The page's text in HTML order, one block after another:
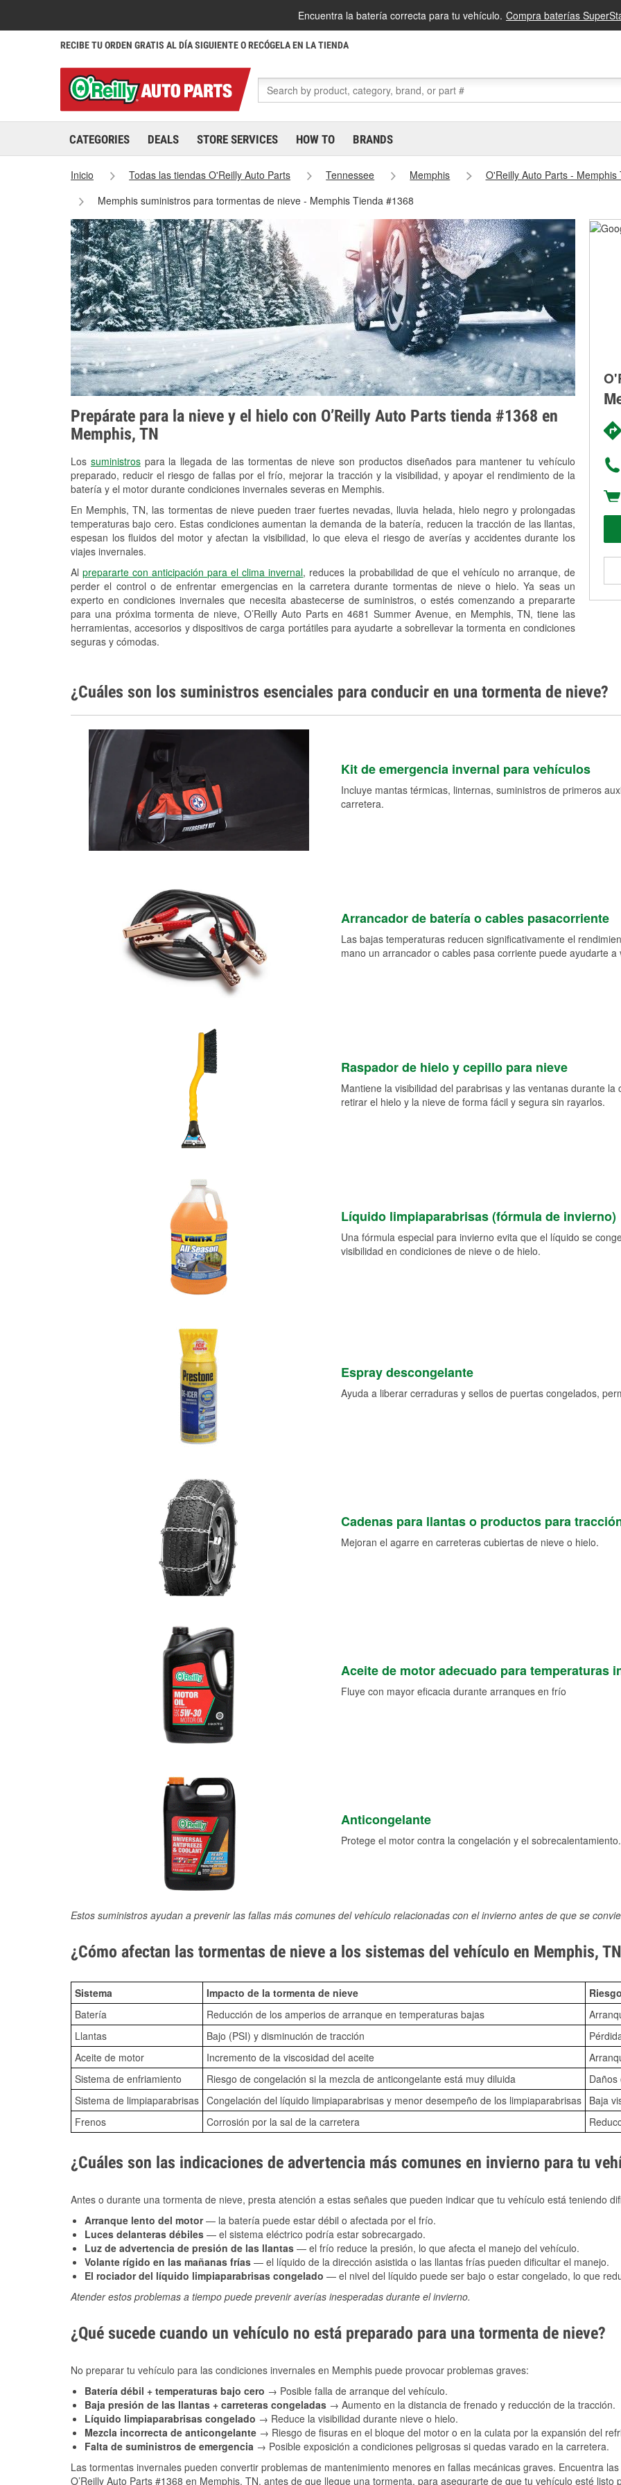
Encuentra la batería correcta para tu vehículo. Compra baterías
RECIBE TU ORDEN GRATIS AL DÍA SIGUIENTE O RECÓGELA EN LA TIENDA
CATEGORIES DEALS STORE SERVICES HOW TO BRANDS
Inicio Todas las tiendas O'Reilly Auto Parts Tennessee Memphis
O'Reilly Auto Parts - Memphis
Memphis suministros para tormentas de nieve - Memphis Tienda #1368
Prepárate para la nieve y el hielo con O’Reilly Auto Parts tienda #1368 en
Memphis, TN
Los suministrospara la llegada de las tormentas de nieve son productos diseñados para mantener tu vehículo
preparado, reducir el riesgo de fallas por el frío, mejorar la tracción y la visibilidad, y apoyar el rendimiento de la
batería y el motor durante condiciones invernales severas en Memphis.
En Memphis, TN, las tormentas de nieve pueden traer fuertes nevadas, lluvia helada, hielo negro y prolongadas
temperaturas bajo cero. Estas condiciones aumentan la demanda de la batería, reducen la tracción de las llantas,
espesan los fluidos del motor y afectan la visibilidad, lo que eleva el riesgo de averías y accidentes durante los
viajes invernales.
Alprepararte con anticipación para el clima invernal, reduces la probabilidad de que el vehículo no arranque, de
perder el control o de enfrentar emergencias en la carretera durante tormentas de nieve o hielo. Ya seas un
experto en condiciones invernales que necesita abastecerse de suministros, o estés comenzando a prepararte
para una próxima tormenta de nieve, O’Reilly Auto Parts en 4681 Summer Avenue, en Memphis, TN, tiene las
herramientas, accesorios y dispositivos de carga portátiles para ayudarte a sobrellevar la tormenta en condiciones
seguras y cómodas.
¿Cuáles son los suministros esenciales para conducir en una tormenta de nieve?
Kit de emergencia invernal para vehículos
Incluye mantas térmicas, linternas, suministros de primeros
carretera.
Arrancador de batería o cables pasacorriente
Las bajas temperaturas reducen significativamente el
mano un arrancador o cables pasa corriente puede ayudarte
Raspador de hielo y cepillo para nieve
Mantiene la visibilidad del parabrisas y las ventanas durante
retirar el hielo y la nieve de forma fácil y segura sin rayarlos.
Líquido limpiaparabrisas (fórmula de invierno)
Una fórmula especial para invierno evita que el líquido se
visibilidad en condiciones de nieve o de hielo.
Espray descongelante
Ayuda a liberar cerraduras y sellos de puertas congelados,
Cadenas para llantas o productos para
Mejoran el agarre en carreteras cubiertas de nieve o hielo.
Aceite de motor adecuado para temperaturas
Fluye con mayor eficacia durante arranques en frío
Anticongelante
Protege el motor contra la congelación y el sobrecalentamiento.
Estos suministros ayudan a prevenir las fallas más comunes del vehículo relacionadas con el invierno antes de que se
¿Cómo afectan las tormentas de nieve a los sistemas del vehículo en Memphis,
Sistema Impacto de la tormenta de nieve
Batería
Reducción de los amperios de arranque en temperaturas bajas
Llantas
Bajo (PSI) y disminución de tracción
Aceite de motor
Incremento de la viscosidad del aceite
Sistema de enfriamiento
Riesgo de congelación si la mezcla de anticongelante está muy diluida
Sistema de limpiaparabrisas Congelación del líquido limpiaparabrisas y menor desempeño de los limpiaparabrisas Baja
Frenos
Corrosión por la sal de la carretera
¿Cuáles son las indicaciones de advertencia más comunes en invierno para tu
Antes o durante una tormenta de nieve, presta atención a estas señales que pueden indicar que tu vehículo está teniendo
Arranque lento del motor— la batería puede estar débil o afectada por el frío.
Luces delanteras débiles — el sistema eléctrico podría estar sobrecargado.
Luz de advertencia de presión de las llantas — el frío reduce la presión, lo que afecta el manejo del vehículo.
Volante rígido en las mañanas frías — el líquido de la dirección asistida o las llantas frías pueden dificultar el manejo.
El rociador del líquido limpiaparabrisas congelado — el nivel del líquido puede ser bajo o estar congelado, lo que
Atender estos problemas a tiempo puede prevenir averías inesperadas durante el invierno.
¿Qué sucede cuando un vehículo no está preparado para una tormenta de nieve?
No preparar tu vehículo para las condiciones invernales en Memphis puede provocar problemas graves:
Batería débil + temperaturas bajo cero → Posible falla de arranque del vehículo.
Baja presión de las llantas + carreteras congeladas → Aumento en la distancia de frenado y reducción de la tracción.
Líquido limpiaparabrisas congelado → Reduce la visibilidad durante nieve o hielo.
Mezcla incorrecta de anticongelante → Riesgo de fisuras en el bloque del motor o en la culata por la expansión del
Falta de suministros de emergencia → Posible exposición a condiciones peligrosas si quedas varado en la carretera.
Las tormentas invernales pueden convertir problemas de mantenimiento menores en fallas mecánicas graves. Encuentra
O’Reilly Auto Parts #1368 en Memphis, TN, antes de que llegue una tormenta, para asegurarte de que tu vehículo esté listo